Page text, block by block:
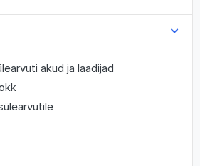
akud ja laadijad